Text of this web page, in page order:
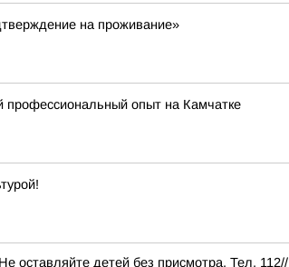
на проживание»
профессиональный опыт на Камчатке
оставляйте детей без присмотра. Тел. 112//